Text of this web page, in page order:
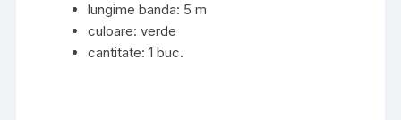
lungime banda: 5 m
culoare: verde
cantitate: 1 buc.